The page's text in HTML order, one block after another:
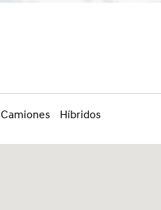
Camiones Híbridos